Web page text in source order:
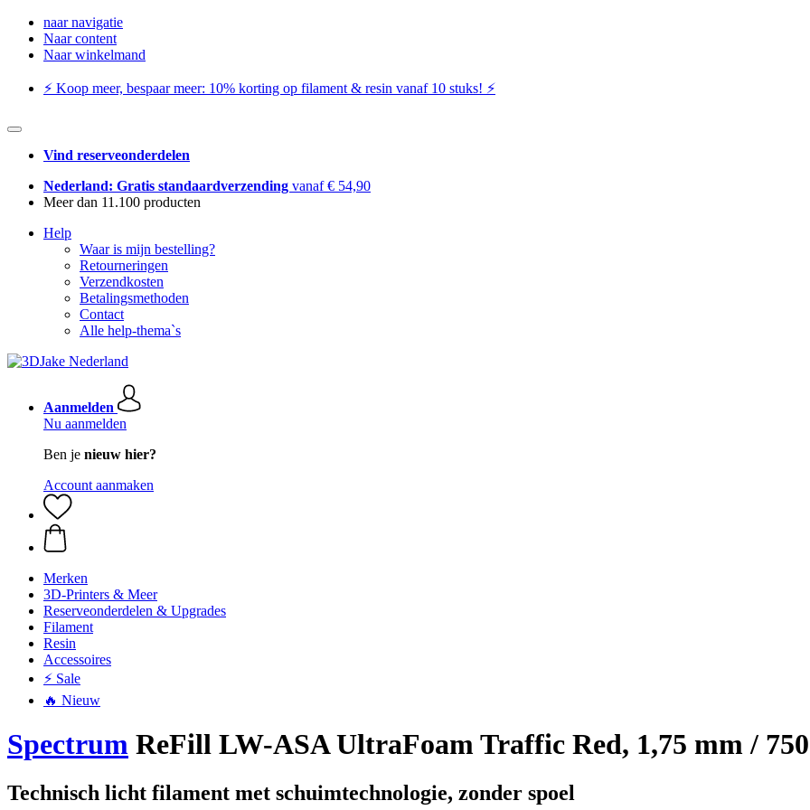
naar navigatie
Naar content
Naar winkelmand
⚡️ Koop meer, bespaar meer: ​​10% korting op filament & resin vanaf 10 stuks! ⚡️
Vind reserveonderdelen
Nederland: Gratis standaardverzending vanaf € 54,90
Meer dan 11.100 producten
Help
Waar is mijn bestelling?
Retourneringen
Verzendkosten
Betalingsmethoden
Contact
Alle help-thema`s
Aanmelden
Nu aanmelden
Ben je nieuw hier?
Account aanmaken
Merken
3D-Printers & Meer
Reserveonderdelen & Upgrades
Filament
Resin
Accessoires
⚡ Sale
🔥 Nieuw
Spectrum ReFill LW-ASA UltraFoam Traffic Red, 1,75 mm /
Technisch licht filament met schuimtechnologie, zonder spoel